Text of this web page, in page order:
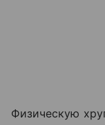
Физическую